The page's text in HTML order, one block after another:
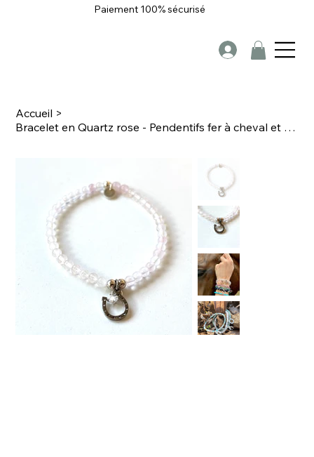
Paiement 100% sécurisé
Accueil >
Bracelet en Quartz rose - Pendentifs fer à cheval et zircon